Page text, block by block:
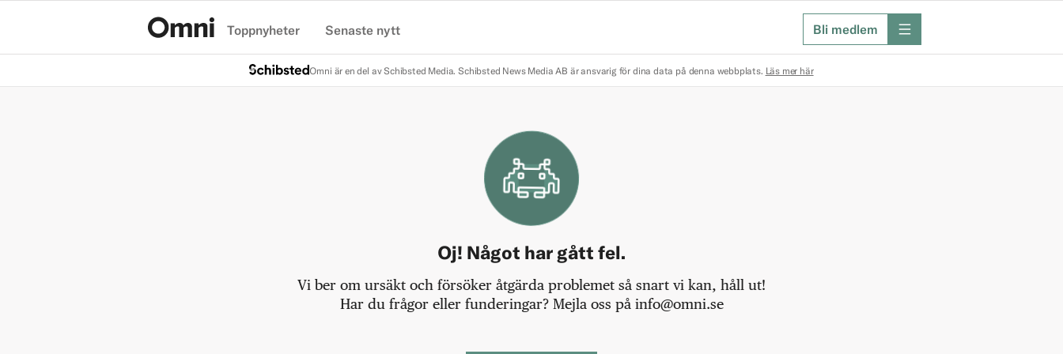
Toppnyheter Senaste nytt Bli medlem meny
Omni är en del av Schibsted Media. Schibsted News Media AB är ansvarig för dina data på denna webbplats. Läs mer här
Oj! Något har gått fel.
Vi ber om ursäkt och försöker åtgärda problemet så snart vi kan, håll ut!
Har du frågor eller funderingar? Mejla oss på info@omni.se